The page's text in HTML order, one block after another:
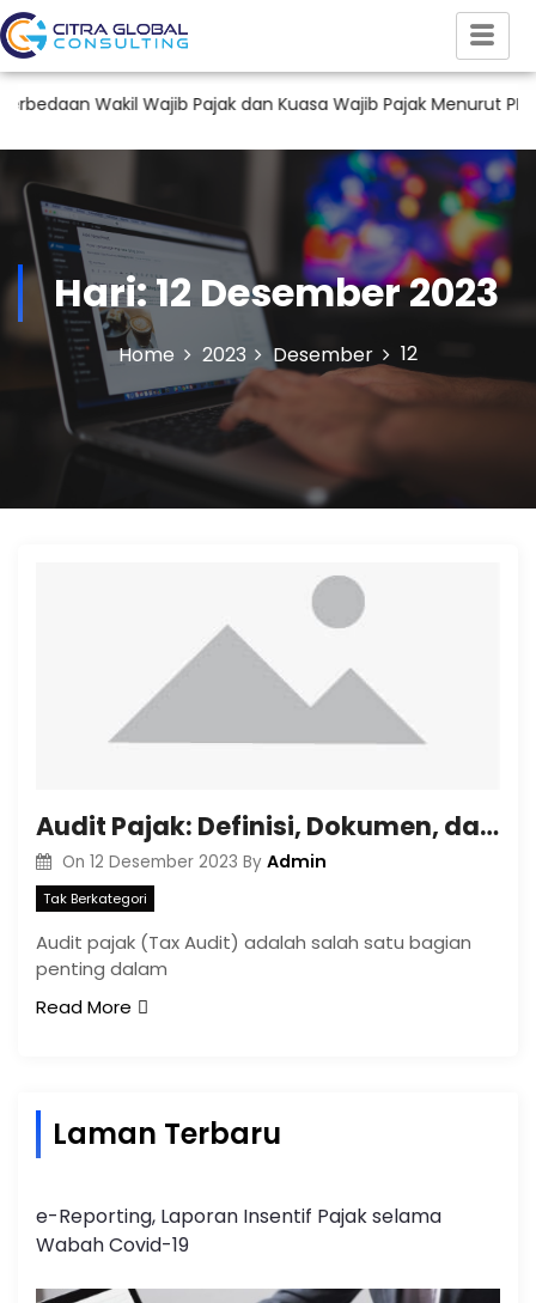
Wakil Wajib Pajak dan Kuasa Wajib Pajak Menurut PMK 44
Hari:12 Desember 2023
Home 2023 Desember 12
Audit Pajak: Definisi, Dokumen, dan Proses Audit
On 12 Desember 2023 By Admin
Tak Berkategori
Audit pajak (Tax Audit) adalah salah satu bagian
penting dalam
Read More
Laman Terbaru
e-Reporting, Laporan Insentif Pajak selama
Wabah Covid-19